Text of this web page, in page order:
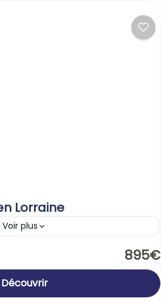
Lorraine
Voir plus
895€
Découvrir